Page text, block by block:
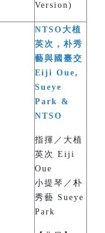
Version)
NTSO大植
英次，朴秀
藝與國臺交
Eiji Oue,
Sueye
Park &
NTSO
指揮／大植
英次 Eiji
Oue
小提琴／朴
秀藝 Sueye
Park